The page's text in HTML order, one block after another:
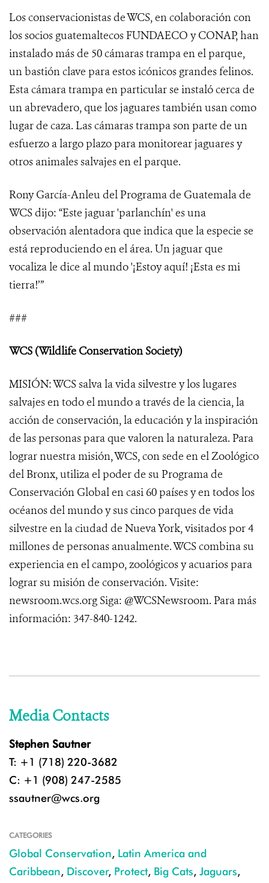
Los conservacionistas de WCS, en colaboración con
los socios guatemaltecos FUNDAECO y CONAP, han
instalado más de 50 cámaras trampa en el parque,
un bastión clave para estos icónicos grandes felinos.
Esta cámara trampa en particular se instaló cerca de
un abrevadero, que los jaguares también usan como
lugar de caza. Las cámaras trampa son parte de un
esfuerzo a largo plazo para monitorear jaguares y
otros animales salvajes en el parque.
Rony García-Anleu del Programa de Guatemala de
WCS dijo: “Este jaguar 'parlanchín' es una
observación alentadora que indica que la especie se
está reproduciendo en el área. Un jaguar que
vocaliza le dice al mundo '¡Estoy aquí! ¡Esta es mi
tierra!’”
###
WCS (Wildlife Conservation Society)
MISIÓN: WCS salva la vida silvestre y los lugares
salvajes en todo el mundo a través de la ciencia, la
acción de conservación, la educación y la inspiración
de las personas para que valoren la naturaleza. Para
lograr nuestra misión, WCS, con sede en el Zoológico
del Bronx, utiliza el poder de su Programa de
Conservación Global en casi 60 países y en todos los
océanos del mundo y sus cinco parques de vida
silvestre en la ciudad de Nueva York, visitados por 4
millones de personas anualmente. WCS combina su
experiencia en el campo, zoológicos y acuarios para
lograr su misión de conservación. Visite:
newsroom.wcs.org Siga: @WCSNewsroom. Para más
información: 347-840-1242.
Media Contacts
Stephen Sautner
T: +1 (718) 220-3682
C: +1 (908) 247-2585
ssautner@wcs.org
CATEGORIES
Global Conservation, Latin America and
Caribbean, Discover, Protect, Big Cats, Jaguars,